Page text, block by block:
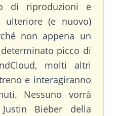
di riproduzioni e
ulteriore (e nuovo)
non appena un
picco di
molti altri
e interagiranno
Nessuno vorrà
Bieber della